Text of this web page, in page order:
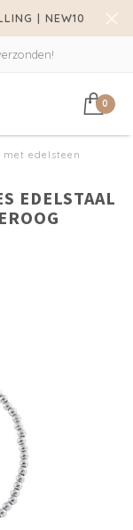
| NEW10
0
edelsteen
EDELSTAAL